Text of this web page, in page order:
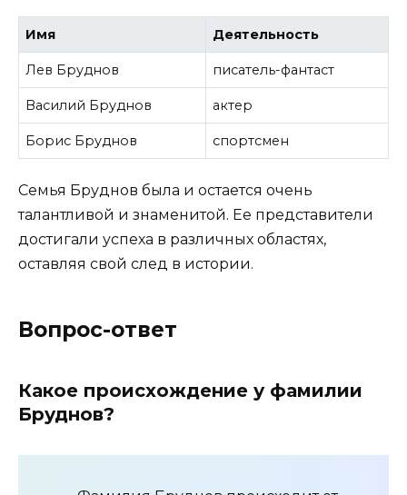
Имя Деятельность
Лев Бруднов писатель-фантаст
Василий Бруднов актер
Борис Бруднов спортсмен
Семья Бруднов была и остается очень
талантливой и знаменитой. Ее представители
достигали успеха в различных областях,
оставляя свой след в истории.
Вопрос-ответ
Какое происхождение у фамилии
Бруднов?